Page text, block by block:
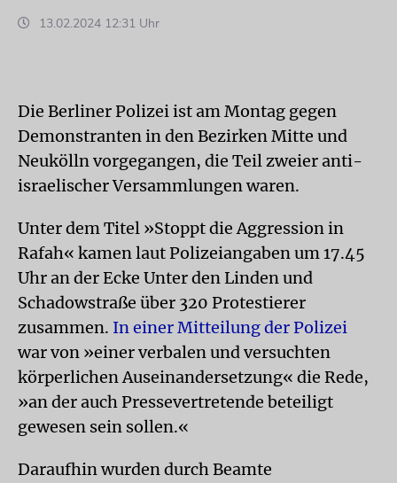
13.02.2024 12:31 Uhr
Die Berliner Polizei ist am Montag gegen
Demonstranten in den Bezirken Mitte und
Neukölln vorgegangen, die Teil zweier anti-
israelischer Versammlungen waren.
Unter dem Titel »Stoppt die Aggression in
Rafah« kamen laut Polizeiangaben um 17.45
Uhr an der Ecke Unter den Linden und
Schadowstraße über 320 Protestierer
zusammen. In einer Mitteilung der Polizei
war von »einer verbalen und versuchten
körperlichen Auseinandersetzung« die Rede,
»an der auch Pressevertretende beteiligt
gewesen sein sollen.«
Daraufhin wurden durch Beamte